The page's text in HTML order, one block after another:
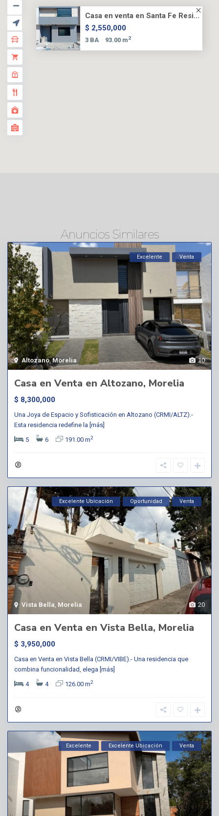
Casa en venta en Santa Fe Resi...
$ 2,550,000
3 BA 93.00 m2
Anuncios Similares
10
Altozano,Morelia
Excelente Venta
Casa en Venta en Altozano, Morelia
$ 8,300,000
Una Joya de Espacio y Sofisticación en Altozano (CRMI/ALTZ).-
Esta residencia redefine la [más]
5
6 191.00 m2
20
Vista Bella Morelia
Excelente Ubicación Oportunidad Venta
Casa en Venta en Vista Bella, Morelia
$ 3,950,000
Casa en Venta en Vista Bella (CRMI/VIBE).- Una residencia que
combina funcionalidad, elega [más]
4
4 126.00 m2
Excelente Excelente Ubicación Venta